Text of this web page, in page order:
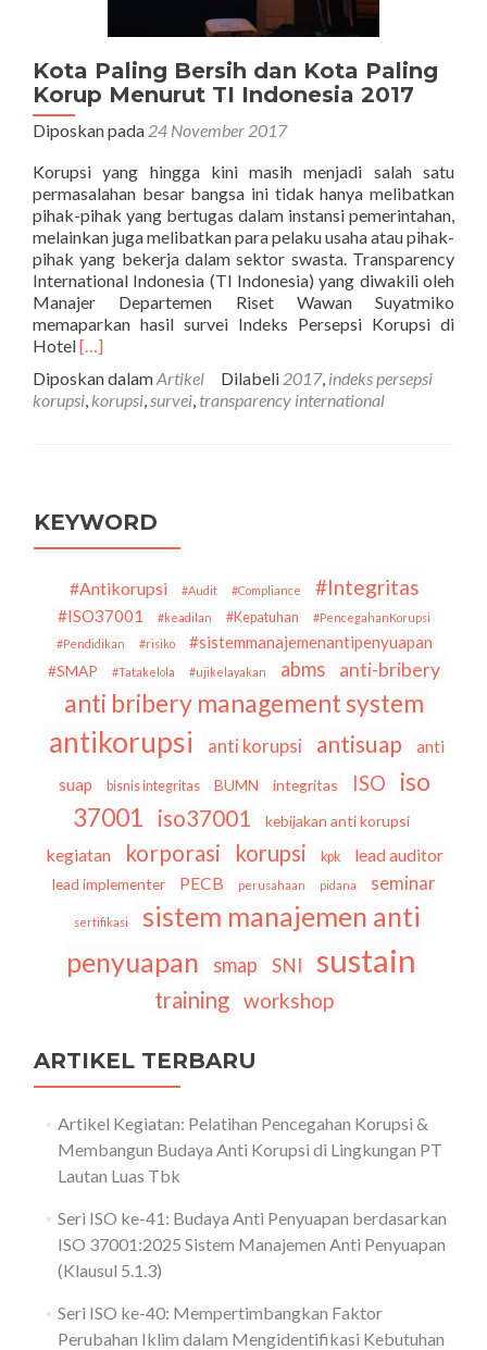
Kota Paling Bersih dan Kota Paling
Korup Menurut TI Indonesia 2017
Diposkan pada 24 November 2017
Korupsi yang hingga kini masih menjadi salah satu
permasalahan besar bangsa ini tidak hanya melibatkan
pihak-pihak yang bertugas dalam instansi pemerintahan,
melainkan juga melibatkan para pelaku usaha atau pihak-
pihak yang bekerja dalam sektor swasta. Transparency
International Indonesia (TI Indonesia) yang diwakili oleh
Manajer Departemen Riset Wawan Suyatmiko
memaparkan hasil survei Indeks Persepsi Korupsi di
HotelSelengkapnya
Paling
Bersih
Menurut
2017
[…]
Diposkan dalamArtikel Dilabeli 2017, indeks persepsi
korupsi korupsi survei transparency international
KEYWORD
#Antikorupsi #Audit #Compliance #Integritas
#ISO37001 #keadilan #Kepatuhan
#PencegahanKorupsi
#Pendidikan
#risiko #sistemmanajemenantipenyuapan
#SMAP #Tatakelola #ujikelayakan abms anti-bribery
anti bribery management system
antikorupsi anti korupsi antisuap
anti
suap
bisnis integritas BUMN integritas ISO
iso
37001
iso37001 kebijakan anti korupsi
kegiatan korporasi korupsi kpk lead auditor
lead implementer PECB perusahaan pidana seminar
sertifikasi
sistem manajemen anti
penyuapan
smap SNI sustain
training workshop
ARTIKEL TERBARU
Artikel Kegiatan: Pelatihan Pencegahan Korupsi &
Membangun Budaya Anti Korupsi di Lingkungan PT
Lautan Luas Tbk
Seri ISO ke-41: Budaya Anti Penyuapan berdasarkan
ISO 37001:2025 Sistem Manajemen Anti Penyuapan
(Klausul 5.1.3)
Seri ISO ke-40: Mempertimbangkan Faktor
Perubahan Iklim dalam Mengidentifikasi Kebutuhan